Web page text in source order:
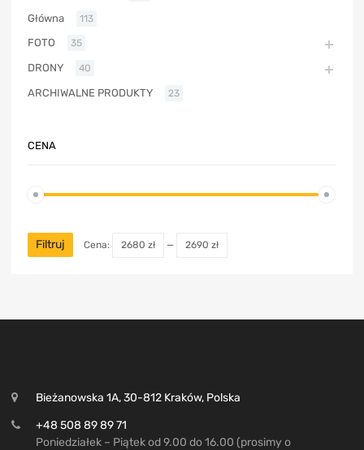
Główna 113
FOTO 35
DRONY 40
ARCHIWALNE PRODUKTY 23
CENA
Filtruj Cena: 2680 zł — 2690 zł
Bieżanowska 1A, 30-812 Kraków, Polska
+48 508 89 89 71
Poniedziałek – Piątek od 9.00 do 16.00 (prosimy o